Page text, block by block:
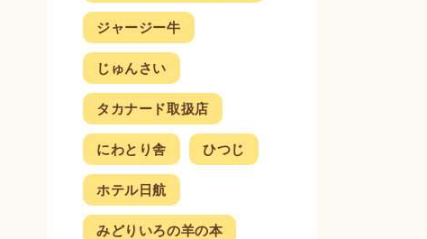
ジャージー牛
じゅんさい
タカナード取扱店
にわとり舎 ひつじ
ホテル日航
みどりいろの羊の本